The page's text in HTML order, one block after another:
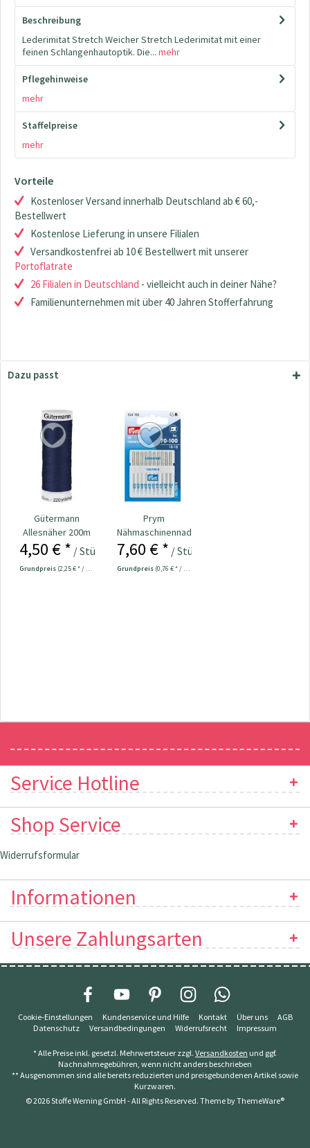
Beschreibung
Lederimitat Stretch Weicher Stretch Lederimitat mit einer
feinen Schlangenhautoptik. Die... mehr
Pflegehinweise
mehr
Staffelpreise
mehr
Vorteile
Kostenloser Versand innerhalb Deutschland ab € 60,-
Bestellwert
Kostenlose Lieferung in unsere Filialen
Versandkostenfrei ab 10 € Bestellwert mit unserer
Portoflatrate
26 Filialen in Deutschland - vielleicht auch in deiner Nähe?
Familienunternehmen mit über 40 Jahren Stofferfahrung
Dazu passt
Gütermann
Allesnäher 200m
Fb. 011 - marine
4,50 € * / Stück
Grundpreis (2,25 € * / 100 Meter)
Prym
Nähmaschinennadeln
130/705
Universal...
7,60 € * / Stück
Grundpreis (0,76 € * / 1 Stück)
Service Hotline
Shop Service
Widerrufsformular
Informationen
Unsere Zahlungsarten
Cookie-Einstellungen Kundenservice und Hilfe Kontakt Über uns
AGB
Datenschutz
Versandbedingungen Widerrufsrecht Impressum
* Alle Preise inkl. gesetzl. Mehrwertsteuer zzgl. Versandkosten und ggf.
Nachnahmegebühren, wenn nicht anders beschrieben
** Ausgenommen sind alle bereits reduzierten und preisgebundenen Artikel sowie
Kurzwaren.
© 2026 Stoffe Werning GmbH - All Rights Reserved. Theme byThemeWare®